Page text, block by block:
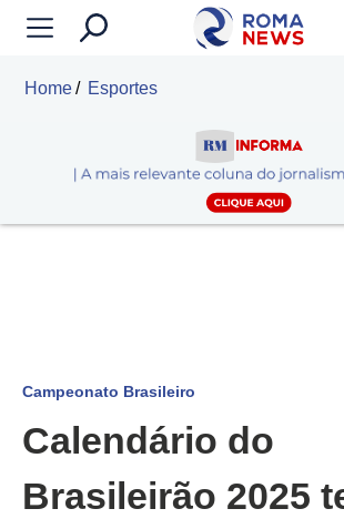
Home Esportes
Campeonato Brasileiro
Calendário do
Brasileirão 2025